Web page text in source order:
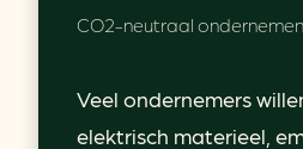
CO2-neutraal ondernemen
Veel ondernemers
elektrisch materieel,